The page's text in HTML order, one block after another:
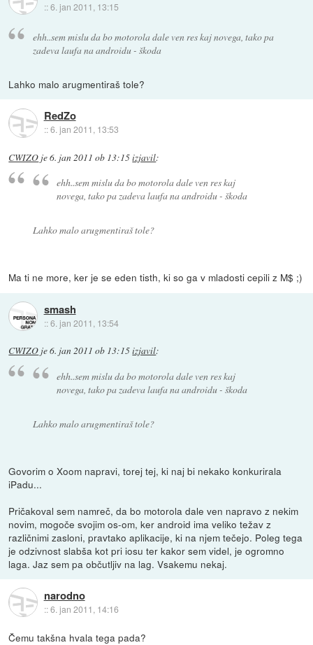
::6. jan 2011, 13:15
ehh..sem mislu da bo motorola dale ven res kaj novega, tako pa
zadeva laufa na androidu - škoda
Lahko malo arugmentiraš tole?
RedZo
::6. jan 2011, 13:53
CWIZO je6. jan 2011 ob 13:15izjavil:
ehh..sem mislu da bo motorola dale ven res kaj
novega, tako pa zadeva laufa na androidu - škoda
Lahko malo arugmentiraš tole?
Ma ti ne more, ker je se eden tisth, ki so ga v mladosti cepili z M$ ;)
smash
::6. jan 2011, 13:54
CWIZO je6. jan 2011 ob 13:15izjavil:
ehh..sem mislu da bo motorola dale ven res kaj
novega, tako pa zadeva laufa na androidu - škoda
Lahko malo arugmentiraš tole?
Govorim o Xoom napravi, torej tej, ki naj bi nekako konkurirala
iPadu...
Pričakoval sem namreč, da bo motorola dale ven napravo z nekim
novim, mogoče svojim os-om, ker android ima veliko težav z
različnimi zasloni, pravtako aplikacije, ki na njem tečejo. Poleg tega
je odzivnost slabša kot pri iosu ter kakor sem videl, je ogromno
laga. Jaz sem pa občutljiv na lag. Vsakemu nekaj.
narodno
::6. jan 2011, 14:16
Čemu takšna hvala tega pada?